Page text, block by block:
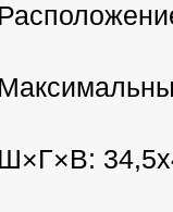
Ш×Г×В: